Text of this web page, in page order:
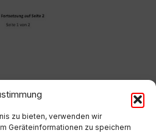
zu bieten, verwenden wir
Geräteinformationen zu speichern
Extern